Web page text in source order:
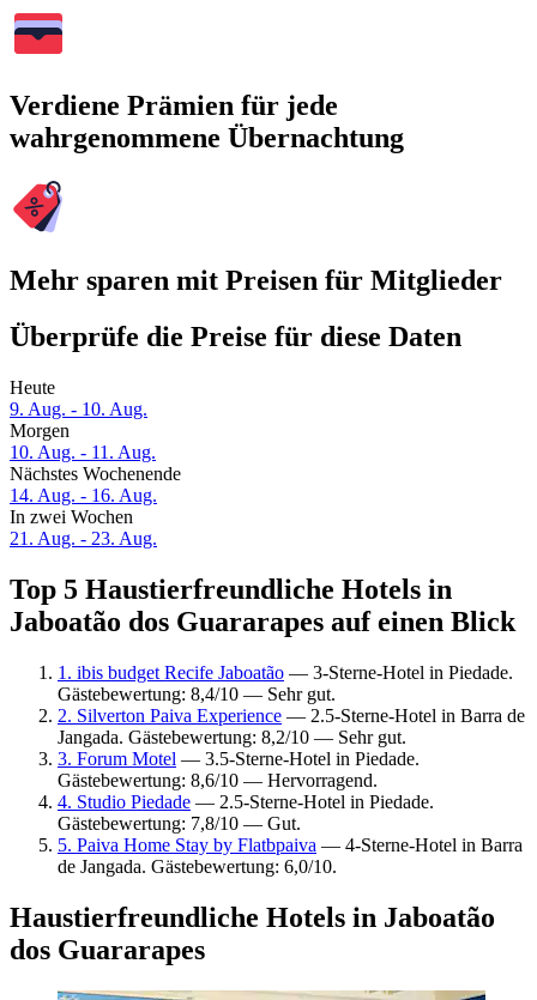
Verdiene Prämien für jede
wahrgenommene Übernachtung
Mehr sparen mit Preisen für Mitglieder
Überprüfe die Preise für diese Daten
Heute
9. Aug. - 10. Aug.
Morgen
10. Aug. - 11. Aug.
Nächstes Wochenende
14. Aug. - 16. Aug.
In zwei Wochen
21. Aug. - 23. Aug.
Top 5 Haustierfreundliche Hotels in
Jaboatão dos Guararapes auf einen Blick
1. ibis budget Recife Jaboatão — 3-Sterne-Hotel in Piedade.
Gästebewertung: 8,4/10 — Sehr gut.
2. Silverton Paiva Experience — 2.5-Sterne-Hotel in Barra de
Jangada. Gästebewertung: 8,2/10 — Sehr gut.
3. Forum Motel — 3.5-Sterne-Hotel in Piedade.
Gästebewertung: 8,6/10 — Hervorragend.
4. Studio Piedade — 2.5-Sterne-Hotel in Piedade.
Gästebewertung: 7,8/10 — Gut.
5. Paiva Home Stay by Flatbpaiva — 4-Sterne-Hotel in Barra
de Jangada. Gästebewertung: 6,0/10.
Haustierfreundliche Hotels in Jaboatão
dos Guararapes